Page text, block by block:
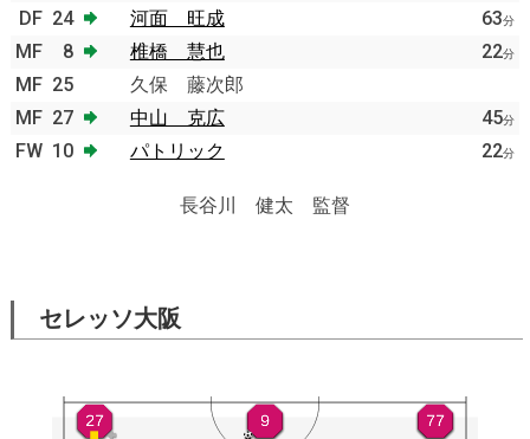
DF 24 河面 旺成 63分
MF 8 椎橋 慧也 22分
MF 25
久保 藤次郎
MF 27 中山 克広 45分
FW 10 パトリック 22分
長谷川 健太 監督
セレッソ大阪